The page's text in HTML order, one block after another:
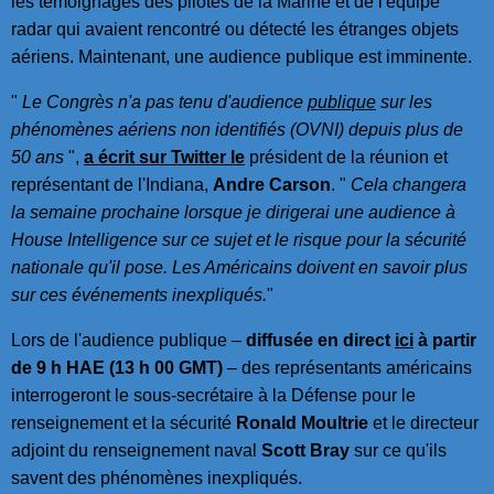
radar qui avaient rencontré ou détecté les étranges objets
aériens. Maintenant, une audience publique est imminente.
" Le Congrès n'a pas tenu d'audience publique sur les
phénomènes aériens non identifiés (OVNI) depuis plus de
50 ans ", a écrit sur Twitter le président de la réunion et
représentant de l'Indiana, Andre Carson. " Cela changera
la semaine prochaine lorsque je dirigerai une audience à
House Intelligence sur ce sujet et le risque pour la sécurité
nationale qu'il pose. Les Américains doivent en savoir plus
sur ces événements inexpliqués."
Lors de l'audience publique – diffusée en direct ici à partir
de 9 h HAE (13 h 00 GMT) – des représentants américains
interrogeront le sous-secrétaire à la Défense pour le
renseignement et la sécurité Ronald Moultrie et le directeur
adjoint du renseignement naval Scott Bray sur ce qu'ils
savent des phénomènes inexpliqués.